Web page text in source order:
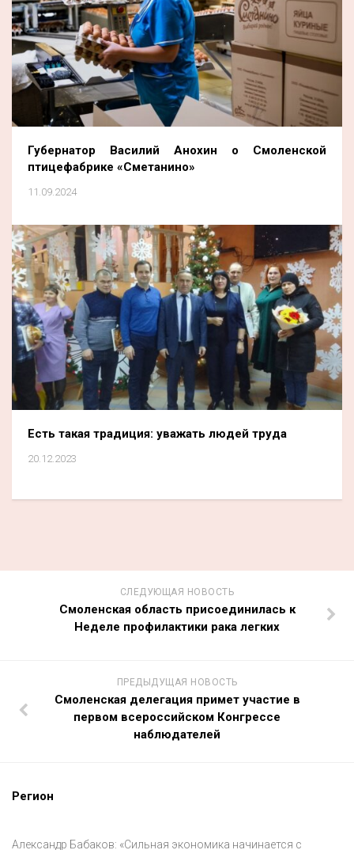
Губернатор Василий Анохин о Смоленской
птицефабрике «Сметанино»
11.09.2024
Есть такая традиция: уважать людей труда
20.12.2023
СЛЕДУЮЩАЯ НОВОСТЬ
Смоленская область присоединилась к
Неделе профилактики рака легких
ПРЕДЫДУЩАЯ НОВОСТЬ
Смоленская делегация примет участие в
первом всероссийском Конгрессе
наблюдателей
Регион
Александр Бабаков: «Сильная экономика начинается с